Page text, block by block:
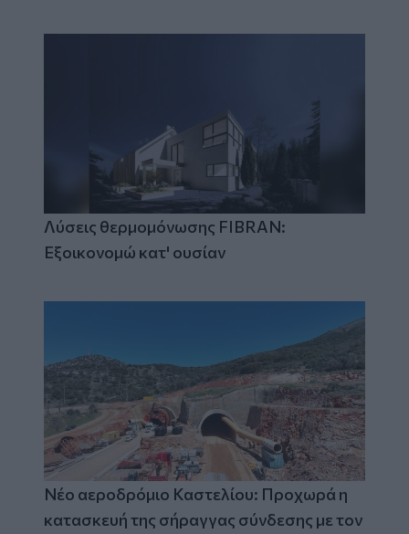
Λύσεις θερμομόνωσης FIBRAN:
Εξοικονομώ κατ' ουσίαν
Νέο αεροδρόμιο Καστελίου: Προχωρά η
κατασκευή της σήραγγας σύνδεσης με τον